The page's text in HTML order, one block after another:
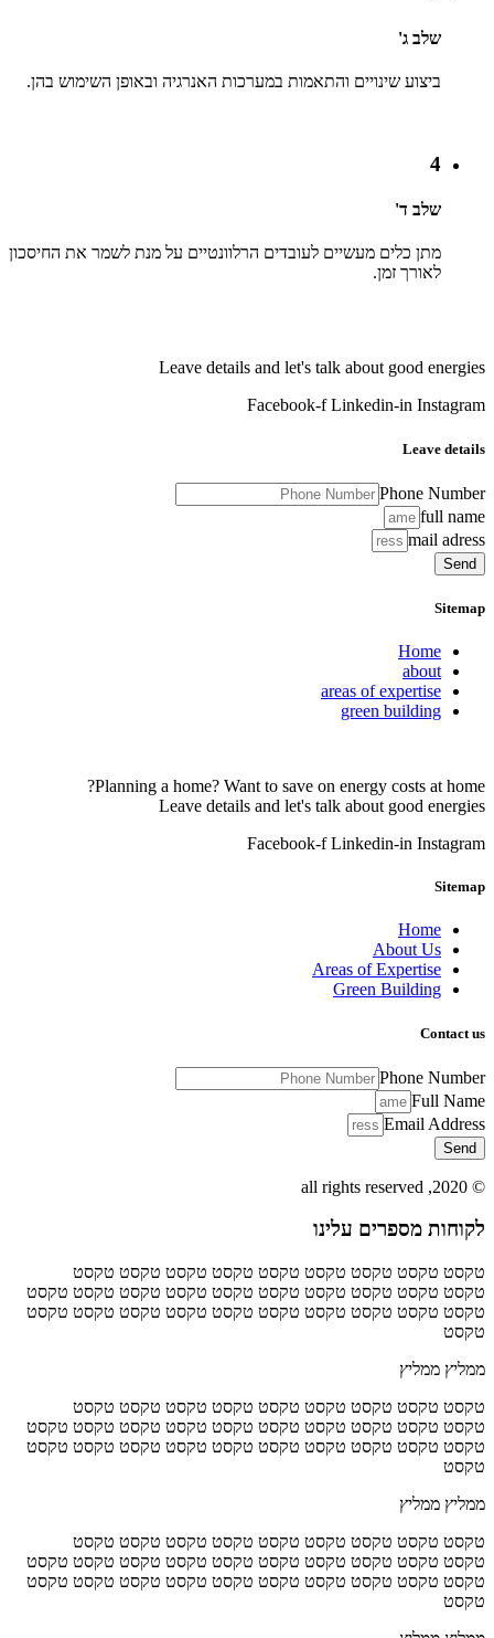
שלב ג'
ביצוע שינויים והתאמות במערכות האנרגיה ובאופן השימוש בהן.
4
שלב ד'
מתן כלים מעשיים לעובדים הרלוונטיים על מנת לשמר את החיסכון
לאורך זמן.
Leave details and let's talk about good energies
Facebook-f Linkedin-in Instagram
Leave details
Phone Number
full name
mail adress
Send
Sitemap
Home
about
areas of expertise
green building
Planning a home? Want to save on energy costs at home?
Leave details and let's talk about good energies
Facebook-f Linkedin-in Instagram
Sitemap
Home
About Us
Areas of Expertise
Green Building
Contact us
Phone Number
Full Name
Email Address
Send
© 2020, all rights reserved
לקוחות מספרים עלינו
טקסט טקסט טקסט טקסט טקסט טקסט טקסט טקסט טקסט
טקסט טקסט טקסט טקסט טקסט טקסט טקסט טקסט טקסט טקסט
טקסט טקסט טקסט טקסט טקסט טקסט טקסט טקסט טקסט טקסט
טקסט
ממליץ ממליץ
טקסט טקסט טקסט טקסט טקסט טקסט טקסט טקסט טקסט
טקסט טקסט טקסט טקסט טקסט טקסט טקסט טקסט טקסט טקסט
טקסט טקסט טקסט טקסט טקסט טקסט טקסט טקסט טקסט טקסט
טקסט
ממליץ ממליץ
טקסט טקסט טקסט טקסט טקסט טקסט טקסט טקסט טקסט
טקסט טקסט טקסט טקסט טקסט טקסט טקסט טקסט טקסט טקסט
טקסט טקסט טקסט טקסט טקסט טקסט טקסט טקסט טקסט טקסט
טקסט